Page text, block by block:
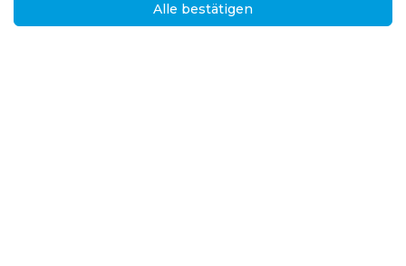
H.G.F.
Palemono str. 7B,
Alle bestätigen